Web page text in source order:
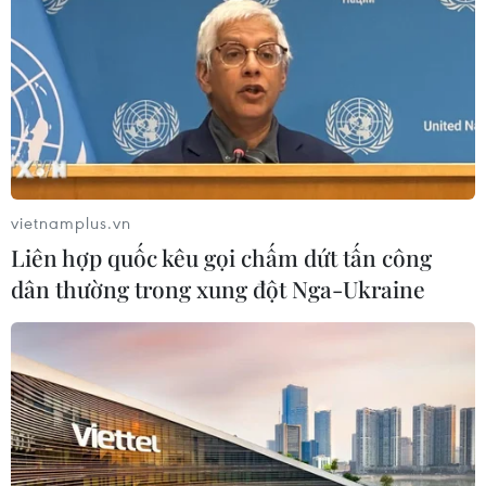
đỏ phiên giao dịch 19/4
19/04/2023 11:02
Chốt phiên giao dịch ngày 19/4, VN-Index giảm 6,04
điểm xuống 1.048,98 điểm. Khối lượng giao dịch đạt
hơn 569,6 triệu đơn vị, tương ứng 9.724,8 tỷ đồng, toàn
sàn có 115 mã tăng giá, 271 mã giảm giá.
vietnamplus.vn
Liên hợp quốc kêu gọi chấm dứt tấn công
dân thường trong xung đột Nga-Ukraine